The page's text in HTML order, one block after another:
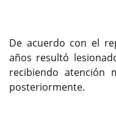
De acuerdo con el
años resultó
recibiendo atención
posteriormente.